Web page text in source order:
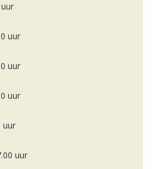
uur
uur
uur
uur
uur